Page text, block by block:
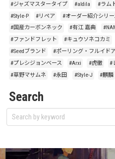
#ジャズマスタータイプ
#aldila #ラム
#Style-P
#リペア #オーダー紹介シリー
#国産カーボンネック
#有江 嘉典
#ファンドフレット
#キュウソネコカミ
#Seedブランド
#ポーリング・フルイド
#プレシジョンベース
#Arxi #虎徹 #
#草野マサムネ
#永田 #Style-J #麒麟
Search